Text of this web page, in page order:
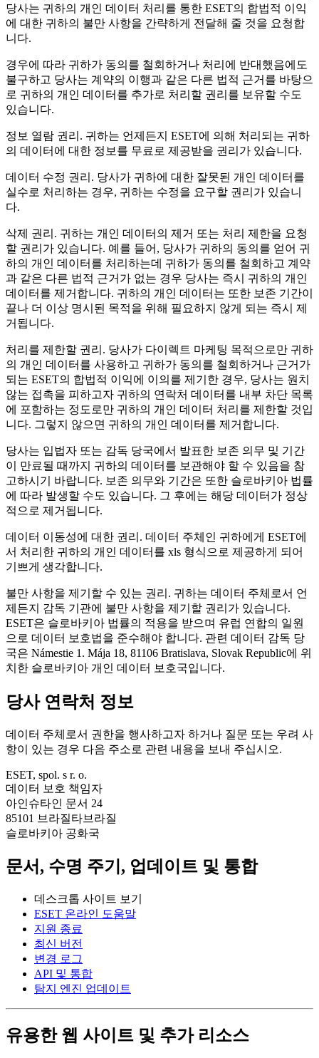
당사는 귀하의 개인 데이터 처리를 통한 ESET의 합법적 이익
에 대한 귀하의 불만 사항을 간략하게 전달해 줄 것을 요청합
니다.
경우에 따라 귀하가 동의를 철회하거나 처리에 반대했음에도
불구하고 당사는 계약의 이행과 같은 다른 법적 근거를 바탕으
로 귀하의 개인 데이터를 추가로 처리할 권리를 보유할 수도
있습니다.
정보 열람 권리. 귀하는 언제든지 ESET에 의해 처리되는 귀하
의 데이터에 대한 정보를 무료로 제공받을 권리가 있습니다.
데이터 수정 권리. 당사가 귀하에 대한 잘못된 개인 데이터를
실수로 처리하는 경우, 귀하는 수정을 요구할 권리가 있습니
다.
삭제 권리. 귀하는 개인 데이터의 제거 또는 처리 제한을 요청
할 권리가 있습니다. 예를 들어, 당사가 귀하의 동의를 얻어 귀
하의 개인 데이터를 처리하는데 귀하가 동의를 철회하고 계약
과 같은 다른 법적 근거가 없는 경우 당사는 즉시 귀하의 개인
데이터를 제거합니다. 귀하의 개인 데이터는 또한 보존 기간이
끝나 더 이상 명시된 목적을 위해 필요하지 않게 되는 즉시 제
거됩니다.
처리를 제한할 권리 . 당사가 다이렉트 마케팅 목적으로만 귀하
의 개인 데이터를 사용하고 귀하가 동의를 철회하거나 근거가
되는 ESET의 합법적 이익에 이의를 제기한 경우, 당사는 원치
않는 접촉을 피하고자 귀하의 연락처 데이터를 내부 차단 목록
에 포함하는 정도로만 귀하의 개인 데이터 처리를 제한할 것입
니다. 그렇지 않으면 귀하의 개인 데이터를 제거합니다.
당사는 입법자 또는 감독 당국에서 발표한 보존 의무 및 기간
이 만료될 때까지 귀하의 데이터를 보관해야 할 수 있음을 참
고하시기 바랍니다. 보존 의무와 기간은 또한 슬로바키아 법률
에 따라 발생할 수도 있습니다. 그 후에는 해당 데이터가 정상
적으로 제거됩니다.
데이터 이동성에 대한 권리. 데이터 주체인 귀하에게 ESET에
서 처리한 귀하의 개인 데이터를 xls 형식으로 제공하게 되어
기쁘게 생각합니다.
불만 사항을 제기할 수 있는 권리. 귀하는 데이터 주체로서 언
제든지 감독 기관에 불만 사항을 제기할 권리가 있습니다.
ESET은 슬로바키아 법률의 적용을 받으며 유럽 연합의 일원
으로 데이터 보호법을 준수해야 합니다. 관련 데이터 감독 당
국은 Námestie 1. Mája 18, 81106 Bratislava, Slovak Republic에 위
치한 슬로바키아 개인 데이터 보호국입니다.
당사 연락처 정보
데이터 주체로서 권한을 행사하고자 하거나 질문 또는 우려 사
항이 있는 경우 다음 주소로 관련 내용을 보내 주십시오.
ESET, spol. s r. o.
데이터 보호 책임자
아인슈타인 문서 24
85101 브라질타브라질
슬로바키아 공화국
문서, 수명 주기, 업데이트 및 통합
데스크톱 사이트 보기
ESET 온라인 도움말
지원 종료
최신 버전
변경 로그
API 및 통합
탐지 엔진 업데이트
유용한 웹 사이트 및 추가 리소스